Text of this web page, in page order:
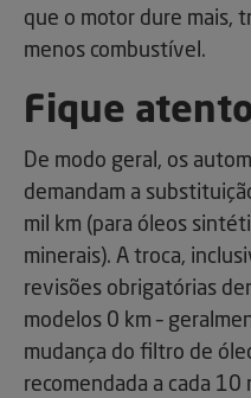
que o motor dure mais,
menos combustível.
Fique
De modo geral, os
demandam a
mil km (para óleos
minerais). A troca,
revisões obrigatórias
modelos 0 km –
mudança do filtro de
recomendada a cada 10